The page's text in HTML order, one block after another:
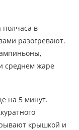
полчаса в
разогревают.
среднем жаре
на 5 минут.
крышкой и